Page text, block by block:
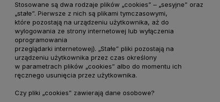
Stosowane są dwa rodzaje plików „cookies” – „sesyjne” oraz
„stałe”. Pierwsze z nich są plikami tymczasowymi,
które pozostają na urządzeniu użytkownika, aż do
wylogowania ze strony internetowej lub wyłączenia
oprogramowania
przeglądarki internetowej). „Stałe” pliki pozostają na
urządzeniu użytkownika przez czas określony
w parametrach plików „cookies” albo do momentu ich
ręcznego usunięcia przez użytkownika.
Czy pliki „cookies” zawierają dane osobowe?